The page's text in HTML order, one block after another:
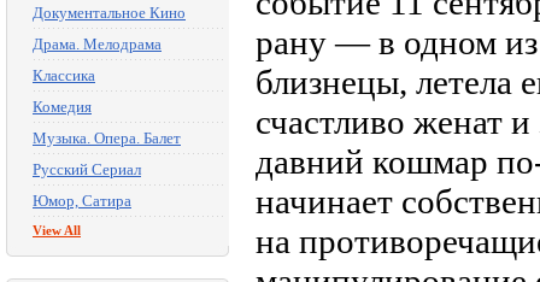
Документальное Кино
Драма. Мелодрама
Классика
Комедия
Музыка. Опера. Балет
Русский Сериал
Юмор, Сатира
View All
рану — в одном из
близнецы, летела
счастливо женат
давний кошмар
начинает
на